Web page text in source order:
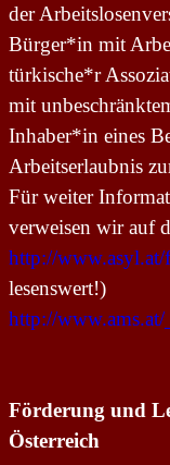
der
Bürger*in mit
türkische*r
mit
Inhaber*in eines
Arbeitserlaubnis
Für weiter
verweisen wir auf
http://www.asyl.at/
lesenswert!)
http://
Förderung und
Österreich